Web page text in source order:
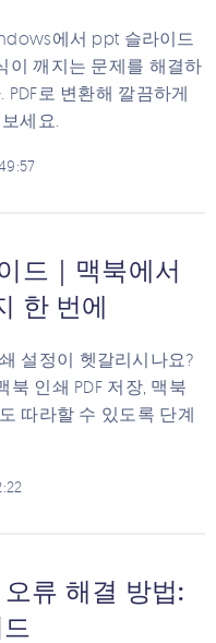
에서 ppt 슬라이드
이 깨지는 문제를 해결하
로 변환해 깔끔하게
세요.
드｜맥북에서
한 번에
설정이 헷갈리시나요?
북 인쇄 PDF 저장, 맥북
따라할 수 있도록 단계
류 해결 방법: